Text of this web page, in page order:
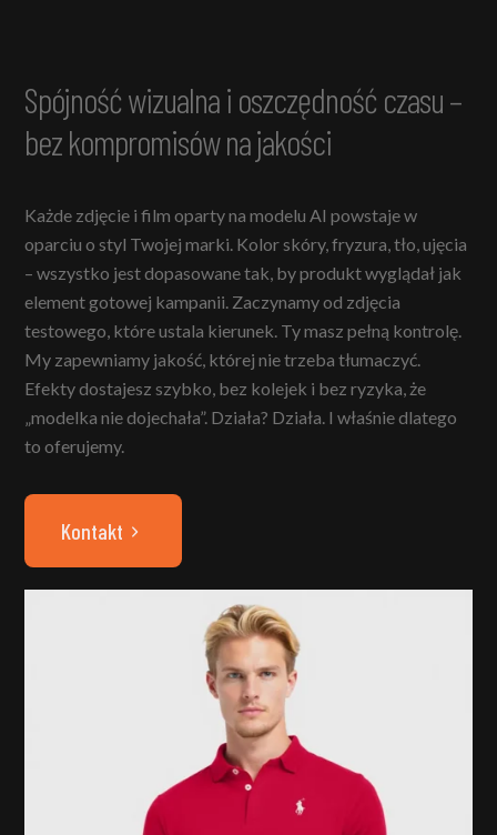
Spójność wizualna i oszczędność czasu –
bez kompromisów na jakości
Każde zdjęcie i film oparty na modelu AI powstaje w
oparciu o styl Twojej marki. Kolor skóry, fryzura, tło, ujęcia
– wszystko jest dopasowane tak, by produkt wyglądał jak
element gotowej kampanii. Zaczynamy od zdjęcia
testowego, które ustala kierunek. Ty masz pełną kontrolę.
My zapewniamy jakość, której nie trzeba tłumaczyć.
Efekty dostajesz szybko, bez kolejek i bez ryzyka, że
„modelka nie dojechała”. Działa? Działa. I właśnie dlatego
to oferujemy.
Kontakt